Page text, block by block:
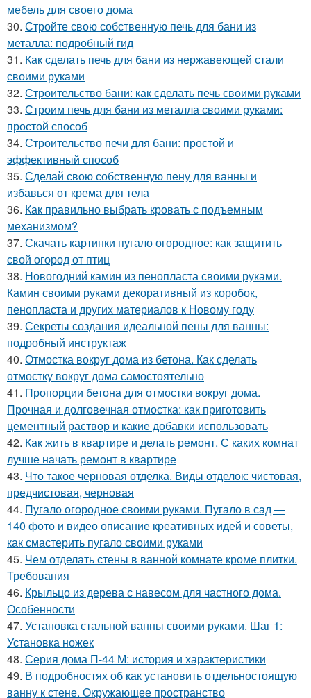
мебель для своего дома
30. Стройте свою собственную печь для бани из
металла: подробный гид
31. Как сделать печь для бани из нержавеющей стали
своими руками
32. Строительство бани: как сделать печь своими руками
33. Строим печь для бани из металла своими руками:
простой способ
34. Строительство печи для бани: простой и
эффективный способ
35. Сделай свою собственную пену для ванны и
избавься от крема для тела
36. Как правильно выбрать кровать с подъемным
механизмом?
37. Скачать картинки пугало огородное: как защитить
свой огород от птиц
38. Новогодний камин из пенопласта своими руками.
Камин своими руками декоративный из коробок,
пенопласта и других материалов к Новому году
39. Секреты создания идеальной пены для ванны:
подробный инструктаж
40. Отмостка вокруг дома из бетона. Как сделать
отмостку вокруг дома самостоятельно
41. Пропорции бетона для отмостки вокруг дома.
Прочная и долговечная отмостка: как приготовить
цементный раствор и какие добавки использовать
42. Как жить в квартире и делать ремонт. С каких комнат
лучше начать ремонт в квартире
43. Что такое черновая отделка. Виды отделок: чистовая,
предчистовая, черновая
44. Пугало огородное своими руками. Пугало в сад —
140 фото и видео описание креативных идей и советы,
как смастерить пугало своими руками
45. Чем отделать стены в ванной комнате кроме плитки.
Требования
46. Крыльцо из дерева с навесом для частного дома.
Особенности
47. Установка стальной ванны своими руками. Шаг 1:
Установка ножек
48. Серия дома П-44 М: история и характеристики
49. В подробностях об как установить отдельностоящую
ванну к стене. Окружающее пространство